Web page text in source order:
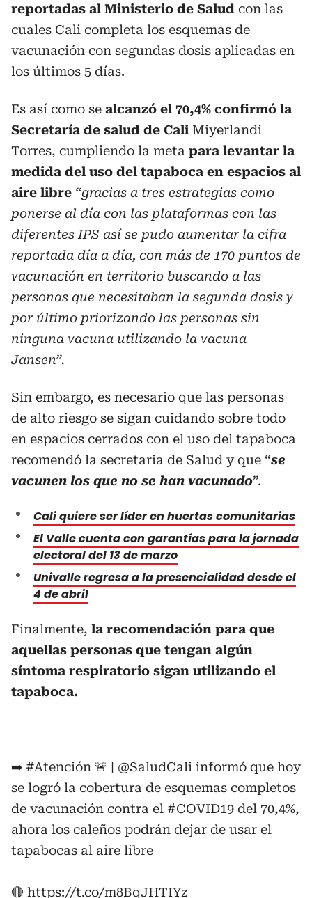
reportadas al Ministerio de Salud con las
cuales Cali completa los esquemas de
vacunación con segundas dosis aplicadas en
los últimos 5 días.
Es así como se alcanzó el 70,4% confirmó la
Secretaría de salud de Cali Miyerlandi
Torres, cumpliendo la meta para levantar la
medida del uso del tapaboca en espacios al
aire libre “gracias a tres estrategias como
ponerse al día con las plataformas con las
diferentes IPS así se pudo aumentar la cifra
reportada día a día, con más de 170 puntos de
vacunación en territorio buscando a las
personas que necesitaban la segunda dosis y
por último priorizando las personas sin
ninguna vacuna utilizando la vacuna
Jansen”.
Sin embargo, es necesario que las personas
de alto riesgo se sigan cuidando sobre todo
en espacios cerrados con el uso del tapaboca
recomendó la secretaria de Salud y que “se
vacunen los que no se han vacunado”.
Cali quiere ser líder en huertas comunitarias
El Valle cuenta con garantías para la jornada
electoral del 13 de marzo
Univalle regresa a la presencialidad desde el
4 de abril
Finalmente, la recomendación para que
aquellas personas que tengan algún
síntoma respiratorio sigan utilizando el
tapaboca.
➡️ #Atención 🚨 | @SaludCali informó que hoy
se logró la cobertura de esquemas completos
de vacunación contra el #COVID19 del 70,4%,
ahora los caleños podrán dejar de usar el
tapabocas al aire libre
🔴 https://t.co/m8BqJHTIYz